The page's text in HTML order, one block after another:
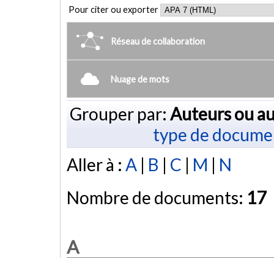
Pour citer ou exporter
Réseau de collaboration
Nuage de mots
Grouper par: Auteurs ou
type de
Aller à : A | B | C | M | N
Nombre de documents: 17
A